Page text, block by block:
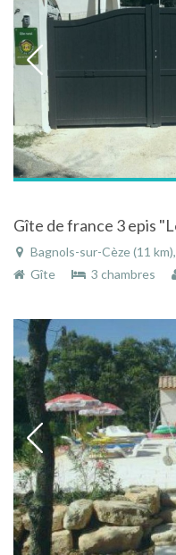
Bagnols-sur-Cèze (11 km),
Gîte
3 chambres